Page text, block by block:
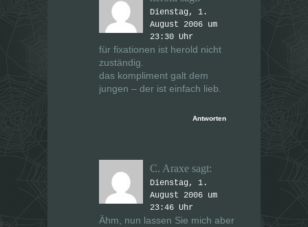
Dienstag, 1.
August 2006 um
23:30 Uhr
für fixationen ist herold nicht
zuständig.
das kompliment galt dem
jungen – der ist einfach lieb.
Antworten
C. Araxe sagt:
Dienstag, 1.
August 2006 um
23:46 Uhr
Ähm, nun lassen Sie mich aber